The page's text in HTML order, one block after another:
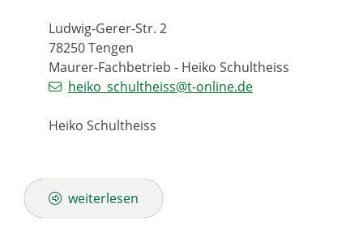
Maurer-Fachbetrieb - Heiko Schultheiss
Ludwig-Gerer-Str. 2
78250Tengen
heiko_schultheiss@t-online.de
Heiko Schultheiss
weiterlesen